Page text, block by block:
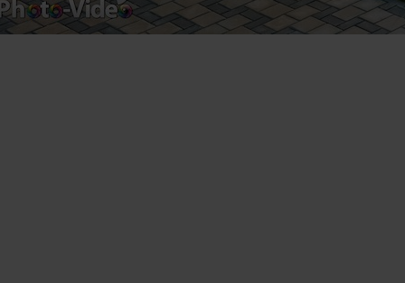
Testimonial Lorand Soareș Szasz